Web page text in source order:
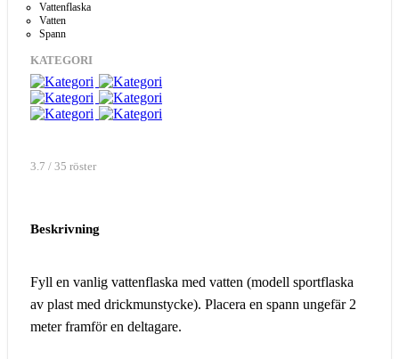
Vattenflaska
Vatten
Spann
KATEGORI
3.7 / 35 röster
Beskrivning
Fyll en vanlig vattenflaska med vatten (modell sportflaska
av plast med drickmunstycke). Placera en spann ungefär 2
meter framför en deltagare.